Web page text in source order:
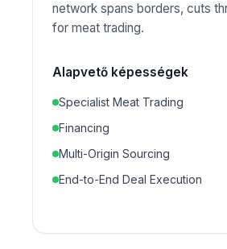
network spans borders, cuts
for meat trading.
Alapvető képességek
Specialist Meat Trading
Financing
Multi-Origin Sourcing
End-to-End Deal Execution